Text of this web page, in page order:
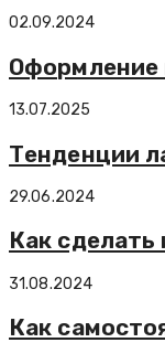
02.09.2024
Оформление
13.07.2025
Тенденции
29.06.2024
Как
31.08.2024
Как